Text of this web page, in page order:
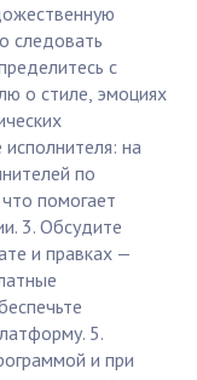
следовать
с
о стиле, эмоциях
на
по
помогает
3. Обсудите
и правках —
5.
и при